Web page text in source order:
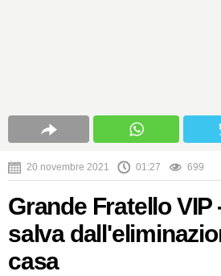
20 novembre 2021 01:27 699
Grande Fratello VIP
salva
casa